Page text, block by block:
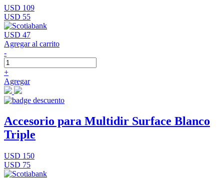
USD 109
USD 55
USD 47
Agregar al carrito
-
+
Agregar
Accesorio para Multidir Surface Blanco
Triple
USD 150
USD 75